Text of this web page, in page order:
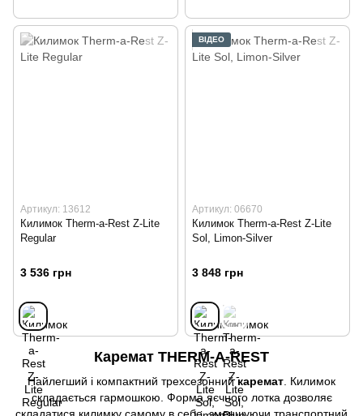
Артикул: 13612
Килимок Therm-a-Rest Z-Lite
Regular
3 536 грн
ВІДЕО
Артикул: 06670
Килимок Therm-a-Rest Z-Lite
Sol, Limon-Silver
3 848 грн
Каремат THERM-A-REST
Найлегший і компактний трехсезоннийкаремат . Килимок
складається гармошкою. Форма яєчного лотка дозволяє
складатися килимку самому в себе, зменшуючи транспортний